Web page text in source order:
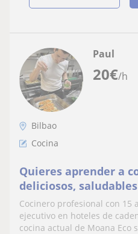
20€/h
Paul
Bilbao
Cocina
Quieres aprender a
deliciosos,
de cualquier
curso! Sorprende a
Cocinero profesional con 15
ejecutivo en hoteles de
cocina actual de Moana Eco